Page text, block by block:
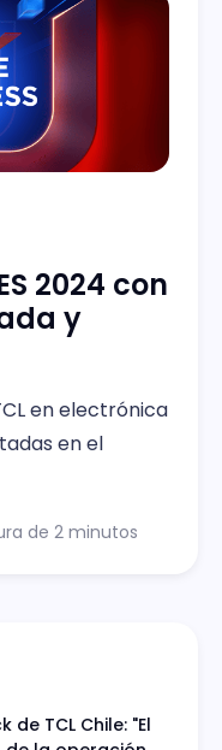
2024 con
y
en electrónica
en el
de 2 minutos
TCL Chile: "El